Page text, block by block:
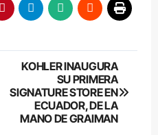
KOHLER INAUGURA
SU PRIMERA
SIGNATURE STORE EN
ECUADOR, DE LA
MANO DE GRAIMAN